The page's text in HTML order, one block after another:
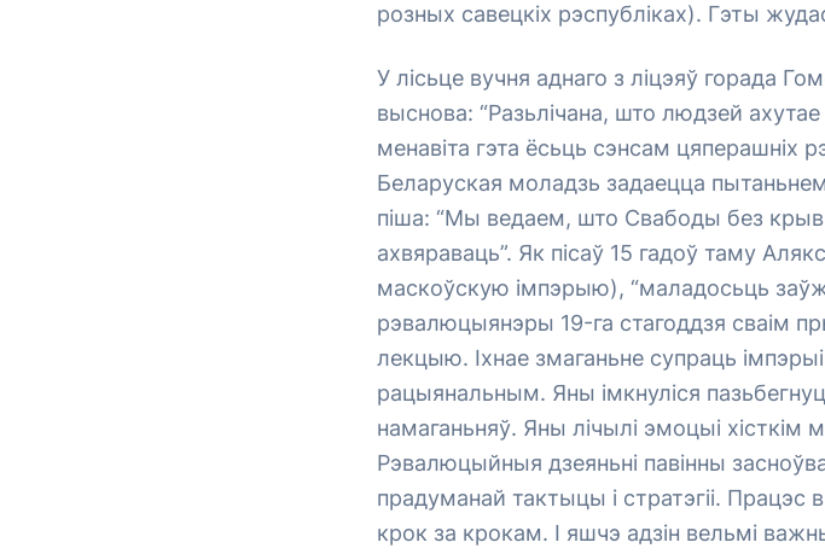
розных савецкіх рэспубліках). Гэты
У лісьце вучня аднаго з ліцэяў горада
выснова: “Разьлічана, што людзей
менавіта гэта ёсьць сэнсам цяперашніх
Беларуская моладзь задаецца
піша: “Мы ведаем, што Свабоды без
ахвяраваць”. Як пісаў 15 гадоў таму
маскоўскую імпэрыю), “маладосьць
рэвалюцыянэры 19-га стагоддзя сваім
лекцыю. Іхнае змаганьне супраць
рацыянальным. Яны імкнуліся
намаганьняў. Яны лічылі эмоцыі хісткім
Рэвалюцыйныя дзеяньні павінны
прадуманай тактыцы і стратэгіі. Працэс
крок за крокам. І яшчэ адзін вельмі